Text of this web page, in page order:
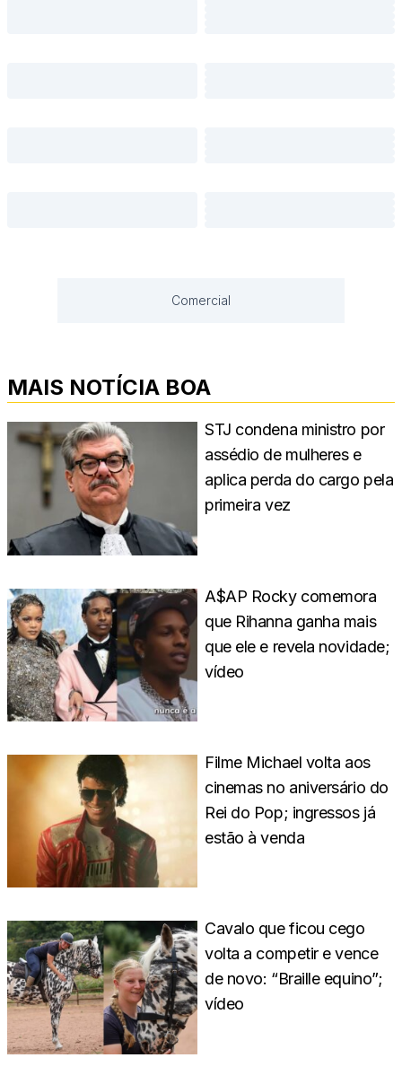
Comercial
MAIS NOTÍCIA BOA
STJ condena ministro por
assédio de mulheres e
aplica perda do cargo pela
primeira vez
A$AP Rocky comemora
que Rihanna ganha mais
que ele e revela novidade;
vídeo
Filme Michael volta aos
cinemas no aniversário do
Rei do Pop; ingressos já
estão à venda
Cavalo que ficou cego
volta a competir e vence
de novo: “Braille equino”;
vídeo